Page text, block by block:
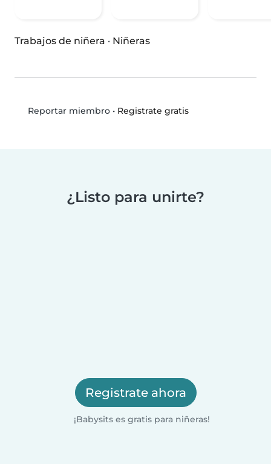
Trabajos de niñera · Niñeras
Reportar miembro• Registrate gratis
¿Listo para unirte?
Registrate ahora
¡Babysits es gratis para niñeras!